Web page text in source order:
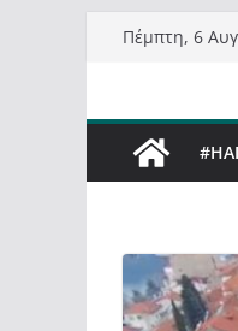
Μετάβαση
Πέμπτη, 6